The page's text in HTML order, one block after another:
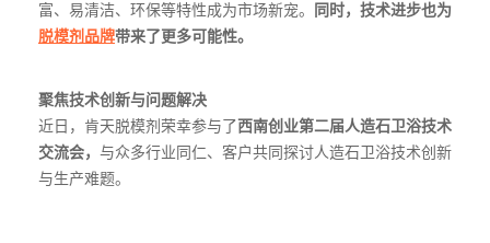
富、易清洁、环保等特性成为市场新宠。
同时，技术进步也为
脱模剂品牌带来了更多可能性。
聚焦技术创新与问题解决
近日，肯天脱模剂荣幸参与了西南创业第二届人造石卫浴技术
交流会， 与众多行业同仁、客户共同探讨人造石卫浴技术创新
与生产难题。